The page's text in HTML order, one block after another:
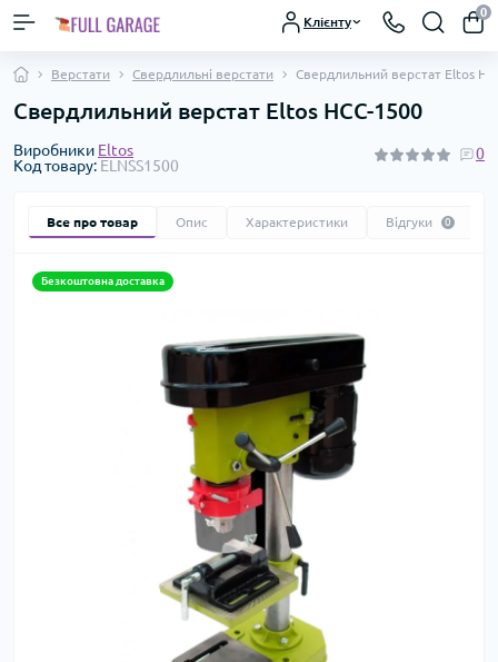
Клієнту
0
Верстати Свердлильні верстати Свердлильний верстат Eltos
Свердлильний верстат Eltos НСС-1500
Виробники Eltos
Код товару: ELNSS1500
0
Все про товар Опис Характеристики Відгуки 0
Безкоштовна доставка